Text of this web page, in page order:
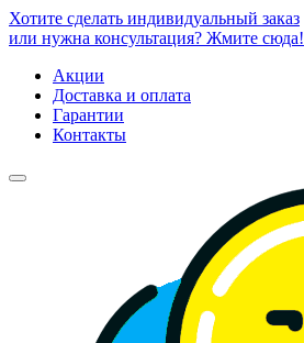
Хотите сделать индивидуальный заказ
или нужна консультация? Жмите сюда!
Акции
Доставка и оплата
Гарантии
Контакты